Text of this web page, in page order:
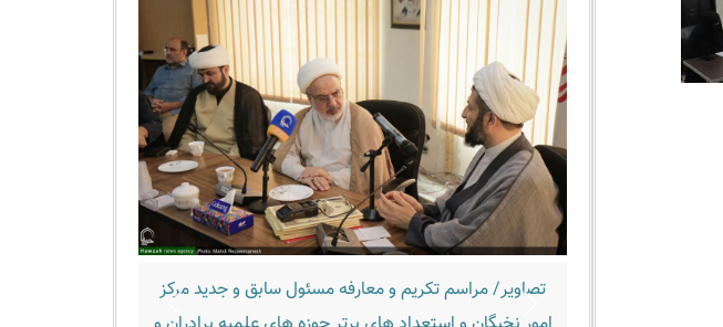
تصاویر/ مراسم تکریم و معارفه مسئول سابق و جدید مرکز